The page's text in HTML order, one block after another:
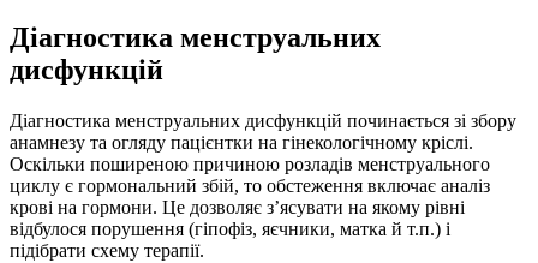
Діагностика менструальних
дисфункцій
Діагностика менструальних дисфункцій починається зі збору
анамнезу та огляду пацієнтки на гінекологічному кріслі.
Оскільки поширеною причиною розладів менструального
циклу є гормональний збій, то обстеження включає аналіз
крові на гормони. Це дозволяє з’ясувати на якому рівні
відбулося порушення (гіпофіз, яєчники, матка й т.п.) і
підібрати схему терапії.